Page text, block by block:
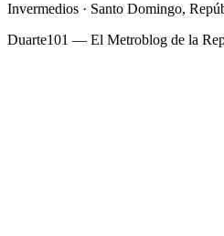
Invermedios · Santo Domingo,
Duarte101 — El Metroblog de la